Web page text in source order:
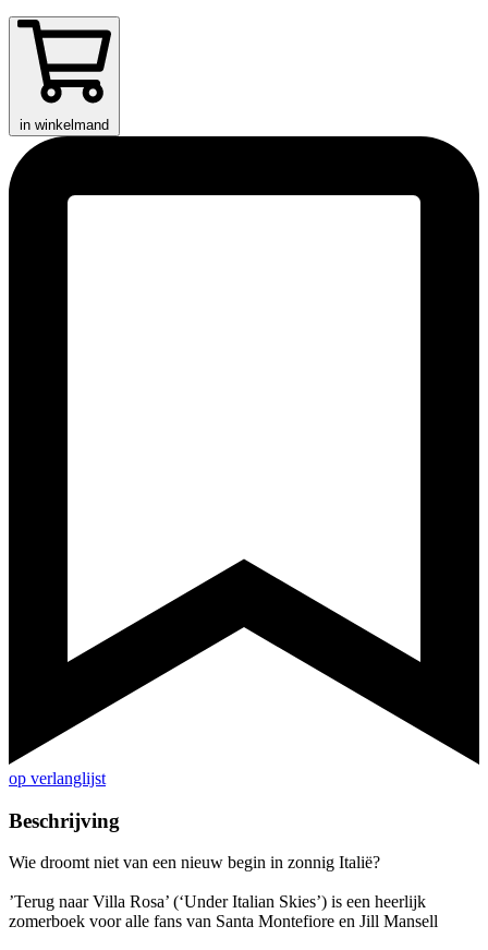
in winkelmand
op verlanglijst
Beschrijving
Wie droomt niet van een nieuw begin in zonnig Italië?
’Terug naar Villa Rosa’ (‘Under Italian Skies’) is een heerlijk
zomerboek voor alle fans van Santa Montefiore en Jill Mansell